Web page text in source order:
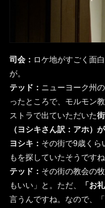
司会： ロケ地がすごく面
が。
テッド： ニューヨーク州
ったところで、モルモン
ストラで出ていただいた
（ヨシキさん訳：アホ）
ヨシキ： その街で9歳くら
もを探していたそうですね
テッド： その街の教会の
もいい」と。ただ、
「お
言うんですね。なので、